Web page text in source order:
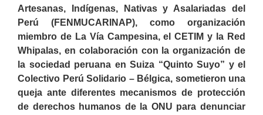
Artesanas, Indígenas, Nativas y Asalariadas del
Perú (FENMUCARINAP), como organización
miembro de La Vía Campesina, el CETIM y la Red
Whipalas, en colaboración con la organización de
la sociedad peruana en Suiza “Quinto Suyo” y el
Colectivo Perú Solidario – Bélgica, sometieron una
queja ante diferentes mecanismos de protección
de derechos humanos de la ONU para denunciar